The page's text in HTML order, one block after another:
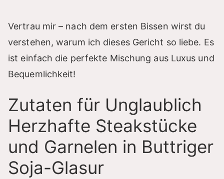
Vertrau mir – nach dem ersten Bissen wirst du
verstehen, warum ich dieses Gericht so liebe. Es
ist einfach die perfekte Mischung aus Luxus und
Bequemlichkeit!
Zutaten für Unglaublich
Herzhafte Steakstücke
und Garnelen in Buttriger
Soja-Glasur